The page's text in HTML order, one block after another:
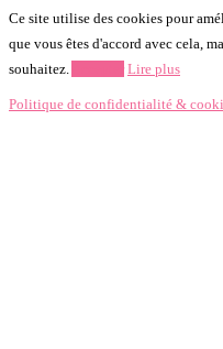
Ce site utilise des cookies pour
que vous êtes d'accord avec cela,
souhaitez.
Lire plus
Politique de confidentialité &